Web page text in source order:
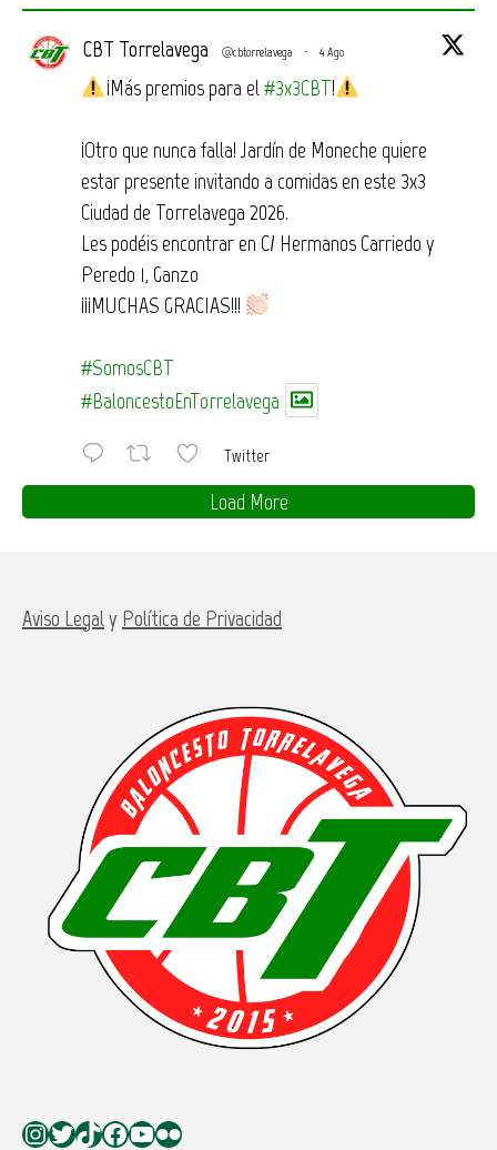
CBT Torrelavega @cbtorrelavega · 4 Ago
¡Más premios para el#3x3CBT!
¡Otro que nunca falla! Jardín de Moneche quiere
estar presente invitando a comidas en este 3x3
Ciudad de Torrelavega 2026.
Les podéis encontrar en C/ Hermanos Carriedo y
Peredo 1, Ganzo
¡¡¡MUCHAS GRACIAS!!!
#SomosCBT
#BaloncestoEnTorrelavega
Twitter
Load More
Aviso Legaly Política de Privacidad
Instagram
Twitter
TikTokFacebook
YouTube
Flickr